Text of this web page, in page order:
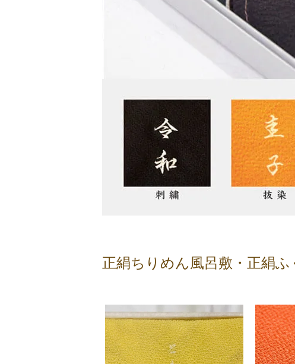
正絹ちりめん風呂敷・正絹